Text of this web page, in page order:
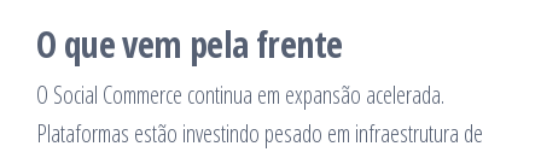
O que vem pela frente
O Social Commerce continua em expansão acelerada.
Plataformas estão investindo pesado em infraestrutura de